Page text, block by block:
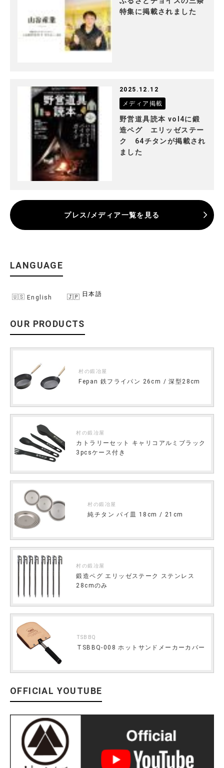
特集に掲載されました
2025.12.12
メディア掲載
野営道具読本 vol4に鍛
造ペグ エリッゼステー
ク 64チタンが掲載され
ました
プレス/メディア一覧を見る
LANGUAGE
English
日本語
OUR PRODUCTS
村の鍛冶屋
Fepan 鉄フライパン 26cm / 深型28cm
村の鍛冶屋
カトラリーセット キャリコアルミブラック
3pcsケース付き
村の鍛冶屋
純チタン パイ皿 18cm / 21cm
村の鍛冶屋
鍛造ペグ エリッゼステーク ステンレス
28cmのみ
TSBBQ
TSBBQ-008 ホットサンドメーカーカバー
OFFICIAL YOUTUBE